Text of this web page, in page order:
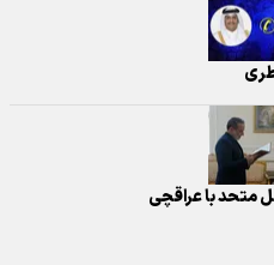
متحد با عراقچی